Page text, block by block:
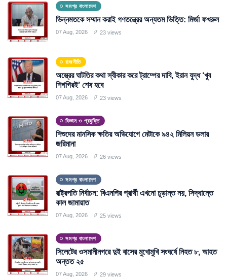
সমগ্র বাংলাদেশ
ভিন্নমতকে সম্মান করাই গণতন্ত্রের অন্যতম ভিত্তি: মির্জা ফখরুল
07 Aug, 2026 23 views
রাজনীতি
অস্ত্রের ঘাটতির কথা স্বীকার করে ট্রাম্পের দাবি, ইরান যুদ্ধ ‘খুব
শিগগিরই’ শেষ হবে
07 Aug, 2026 23 views
বিজ্ঞান ও প্রযুক্তি
শিশুদের মানসিক ক্ষতির অভিযোগে মেটাকে ৯৪২ মিলিয়ন ডলার
জরিমানা
07 Aug, 2026 26 views
সমগ্র বাংলাদেশ
রাষ্ট্রপতি নির্বাচন: বিএনপির প্রার্থী এখনো চূড়ান্ত নয়, সিদ্ধান্তে
কাল জামায়াত
07 Aug, 2026 25 views
সমগ্র বাংলাদেশ
সিলেটের ওসমানীনগরে দুই বাসের মুখোমুখি সংঘর্ষে নিহত ৮, আহত
অন্তত ২৫
07 Aug, 2026 29 views